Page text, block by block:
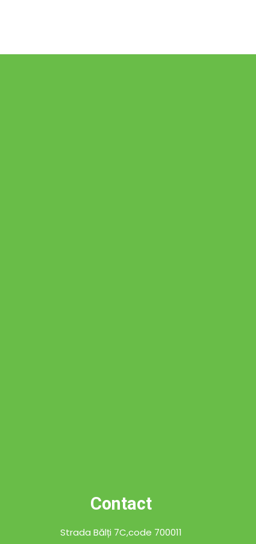
Contact
Strada Bălți 7C,code 700011